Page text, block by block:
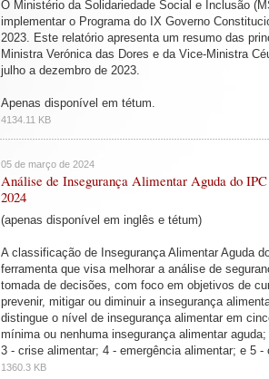
O Ministério da Solidariedade Social e Inclusão
implementar o Programa do IX Governo
2023. Este relatório apresenta um resumo das
Ministra Verónica das Dores e da Vice-Ministra
julho a dezembro de 2023.
Apenas disponível em tétum.
4134.11 KB
05 de março de 2024
Análise de Insegurança Alimentar Aguda do
2024
(apenas disponível em inglês e tétum)
A classificação de Insegurança Alimentar Aguda
ferramenta que visa melhorar a análise de
tomada de decisões, com foco em objetivos de
prevenir, mitigar ou diminuir a insegurança
distingue o nível de insegurança alimentar em
mínima ou nenhuma insegurança alimentar aguda;
3 - crise alimentar; 4 - emergência alimentar; e 5 -
1360.3 KB